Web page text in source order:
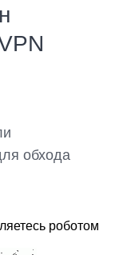
обхода
роботом